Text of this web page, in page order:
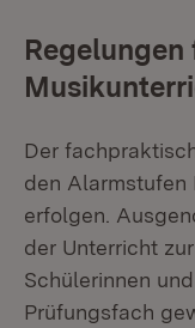
Der
den Alarmstufen
erfolgen.
der Unterricht
Schülerinnen
Prüfungsfach